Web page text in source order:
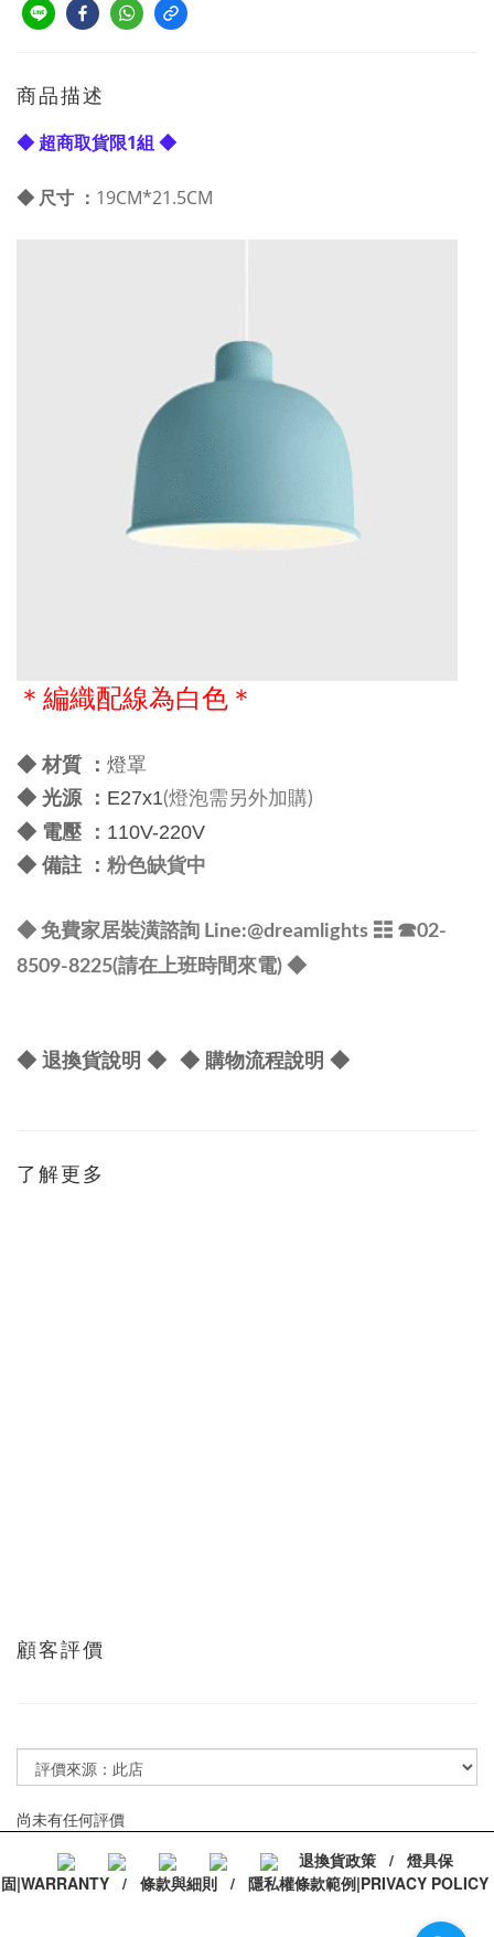
商品描述
◆ 超商取貨限1組 ◆
◆ 尺寸 ： 19CM*21.5CM
＊編織配線為白色＊
◆材質 ： 燈罩
◆光源 ： E27x1(燈泡需另外加購)
◆ 電壓 ： 110V-220V
◆備註 ： 粉色缺貨中
◆ 免費家居裝潢諮詢 Line:@dreamlights ☷ ☎02-
8509-8225(請在上班時間來電) ◆
◆ 退換貨說明 ◆ ◆ 購物流程說明 ◆
了解更多
顧客評價
尚未有任何評價
退換貨政策 / 燈具保
固|WARRANTY / 條款與細則 / 隱私權條款範例|PRIVACY POLICY